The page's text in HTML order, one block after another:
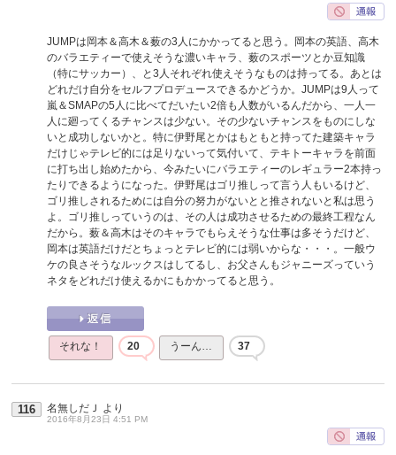
JUMPは岡本＆高木＆薮の3人にかかってると思う。岡本の英語、高木
のバラエティーで使えそうな濃いキャラ、薮のスポーツとか豆知識
（特にサッカー）、と3人それぞれ使えそうなものは持ってる。あとは
どれだけ自分をセルフプロデュースできるかどうか。JUMPは9人って
嵐＆SMAPの5人に比べてだいたい2倍も人数がいるんだから、一人一
人に廻ってくるチャンスは少ない。その少ないチャンスをものにしな
いと成功しないかと。特に伊野尾とかはもともと持ってた建築キャラ
だけじゃテレビ的には足りないって気付いて、テキトーキャラを前面
に打ち出し始めたから、今みたいにバラエティーのレギュラー2本持っ
たりできるようになった。伊野尾はゴリ推しって言う人もいるけど、
ゴリ推しされるためには自分の努力がないとと推されないと私は思う
よ。ゴリ推しっていうのは、その人は成功させるための最終工程なん
だから。薮＆高木はそのキャラでもらえそうな仕事は多そうだけど、
岡本は英語だけだとちょっとテレビ的には弱いからな・・・。一般ウ
ケの良さそうなルックスはしてるし、お父さんもジャニーズっていう
ネタをどれだけ使えるかにもかかってると思う。
それな！ 20 うーん… 37
116 名無しだＪ より
2016年8月23日 4:51 PM